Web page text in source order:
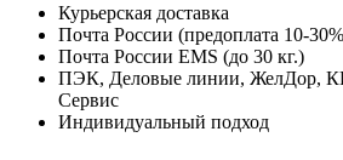
Курьерская доставка
Почта России (предоплата 10-
Почта России EMS (до 30 кг.)
ПЭК, Деловые линии, ЖелДор,
Сервис
Индивидуальный подход